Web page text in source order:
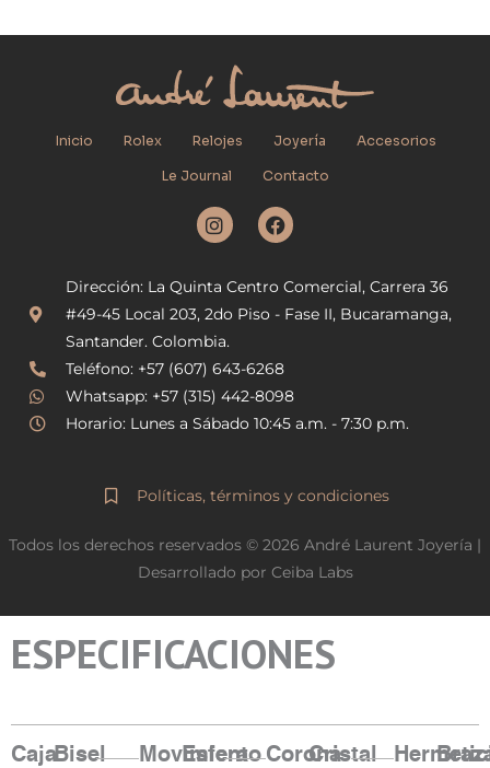
Inicio Rolex Relojes Joyería
Accesorios
Le Journal
Contacto
I
n
a
g
r
a
m
F
a
b
o
Dirección: La Quinta Centro Comercial, Carrera 36
#49-45 Local 203, 2do Piso - Fase II, Bucaramanga,
Santander. Colombia.
Teléfono: +57 (607) 643-6268
Whatsapp: +57 (315) 442-8098
Horario: Lunes a Sábado 10:45 a.m. - 7:30 p.m.
Políticas, términos y condiciones
Todos los derechos reservados © 2026 André Laurent Joyería |
Desarrollado por Ceiba Labs
ESPECIFICACIONES
CajaBisel Movimiento
Esfera CoronaCristal